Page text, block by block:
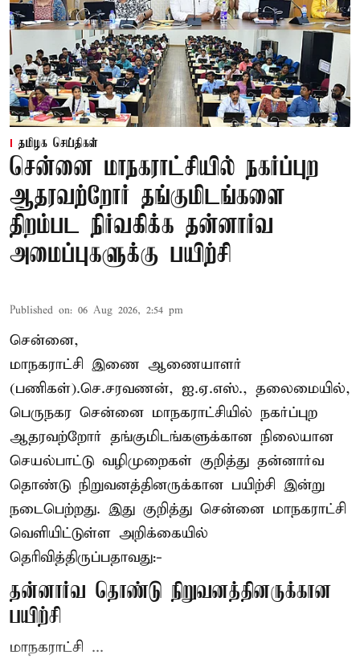
தமிழக செய்திகள்
சென்னை மாநகராட்சியில் நகர்ப்புற
ஆதரவற்றோர் தங்குமிடங்களை
திறம்பட நிர்வகிக்க தன்னார்வ
அமைப்புகளுக்கு பயிற்சி
Published on: 06 Aug 2026, 2:54 pm
சென்னை,
மாநகராட்சி இணை ஆணையாளர்
(பணிகள்).செ.சரவணன், ஐ.ஏ.எஸ்., தலைமையில்,
பெருநகர சென்னை மாநகராட்சியில் நகர்ப்புற
ஆதரவற்றோர் தங்குமிடங்களுக்கான நிலையான
செயல்பாட்டு வழிமுறைகள் குறித்து தன்னார்வ
தொண்டு நிறுவனத்தினருக்கான பயிற்சி இன்று
நடைபெற்றது. இது குறித்து சென்னை மாநகராட்சி
வெளியிட்டுள்ள அறிக்கையில்
தெரிவித்திருப்பதாவது:-
தன்னார்வ தொண்டு நிறுவனத்தினருக்கான
பயிற்சி
மாநகராட்சி ...